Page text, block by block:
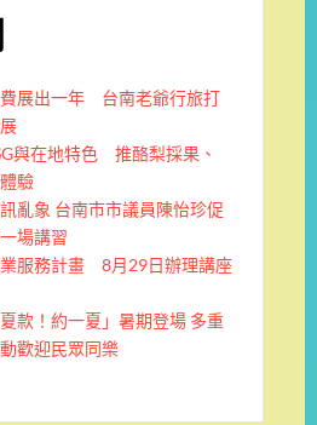
費展出一年 台南老爺行旅打
與在地特色 推酪梨採果、
驗
亂象 台南市市議員陳怡珍促
場講習
服務計畫 8月29日辦理講座
款！約一夏」暑期登場 多重
歡迎民眾同樂